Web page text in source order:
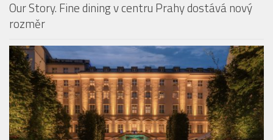
Ikonická zahrada hotelu The Grand Mark Prague se